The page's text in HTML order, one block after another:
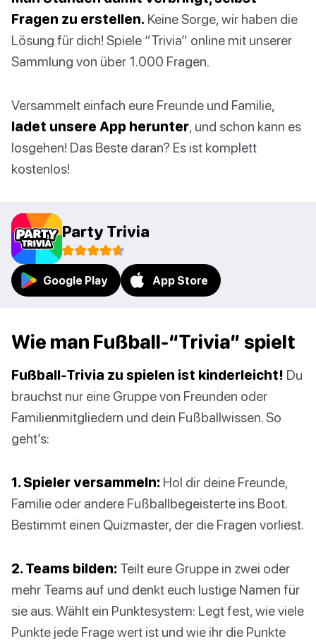
Fragen zu erstellen. Keine Sorge, wir haben die
Lösung für dich! Spiele “Trivia” online mit unserer
Sammlung von über 1.000 Fragen.
Versammelt einfach eure Freunde und Familie,
ladet unsere App herunter, und schon kann es
losgehen! Das Beste daran? Es ist komplett
kostenlos!
Party Trivia
Google Play App Store
Wie man Fußball-“Trivia” spielt
Fußball-Trivia zu spielen ist kinderleicht! Du
brauchst nur eine Gruppe von Freunden oder
Familienmitgliedern und dein Fußballwissen. So
geht’s:
1. Spieler versammeln: Hol dir deine Freunde,
Familie oder andere Fußballbegeisterte ins Boot.
Bestimmt einen Quizmaster, der die Fragen vorliest.
2. Teams bilden: Teilt eure Gruppe in zwei oder
mehr Teams auf und denkt euch lustige Namen für
sie aus. Wählt ein Punktesystem: Legt fest, wie viele
Punkte jede Frage wert ist und wie ihr die Punkte